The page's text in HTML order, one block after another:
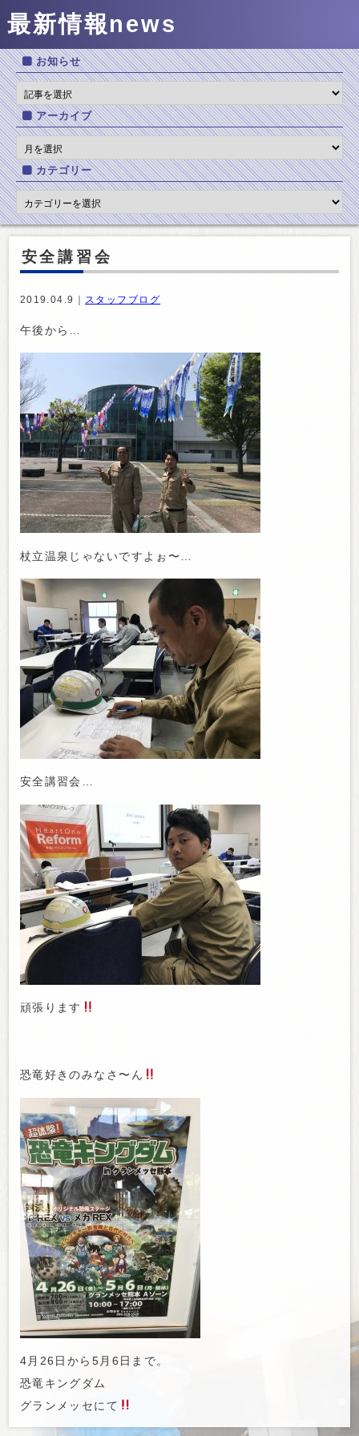
最新情報news
お知らせ
アーカイブ
カテゴリー
安全講習会
2019.04.9｜ スタッフブログ
午後から…
杖立温泉じゃないですよぉ〜…
安全講習会…
頑張ります
恐竜好きのみなさ〜ん
4月26日から5月6日まで。
恐竜キングダム
グランメッセにて